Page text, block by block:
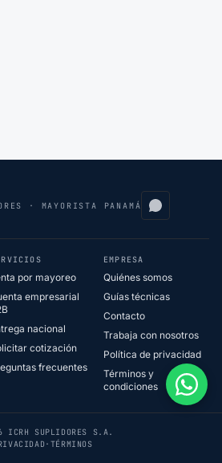
· MAYORISTA PANAMÁ
por mayoreo
empresarial
nacional
cotización
frecuentes
EMPRESA
Quiénes somos
Guías técnicas
Contacto
Trabaja con nosotros
Política de privacidad
Términos y
condiciones
ICRH SUPLIDORES S.A.
· TÉRMINOS